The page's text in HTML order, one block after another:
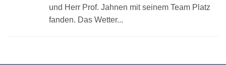
und Herr Prof. Jahnen mit seinem Team Platz
fanden. Das Wetter...